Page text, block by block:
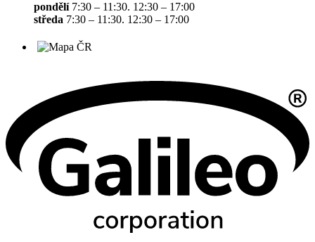
pondělí7:30 – 11:30. 12:30 – 17:00
středa 7:30 – 11:30. 12:30 – 17:00